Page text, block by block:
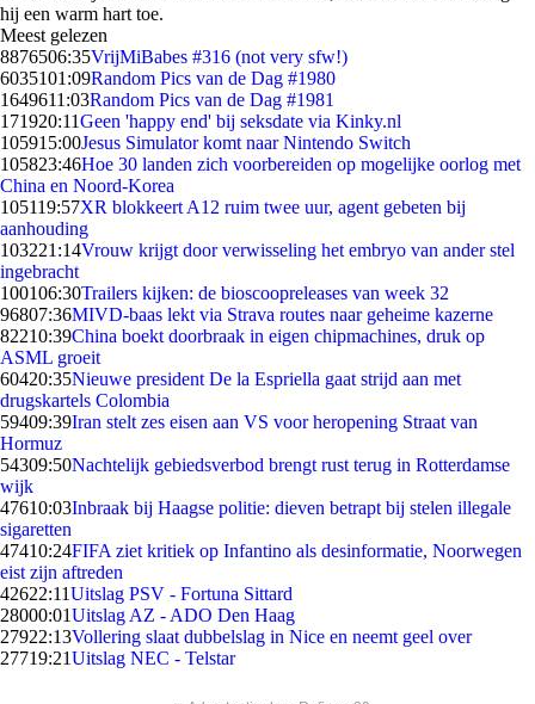
hij een warm hart toe.
Meest gelezen
8876506:35VrijMiBabes #316 (not very sfw!)
6035101:09Random Pics van de Dag #1980
1649611:03Random Pics van de Dag #1981
171920:11Geen 'happy end' bij seksdate via Kinky.nl
105915:00Jesus Simulator komt naar Nintendo Switch
105823:46Hoe 30 landen zich voorbereiden op mogelijke oorlog met
China en Noord-Korea
105119:57XR blokkeert A12 ruim twee uur, agent gebeten bij
aanhouding
103221:14Vrouw krijgt door verwisseling het embryo van ander stel
ingebracht
100106:30Trailers kijken: de bioscoopreleases van week 32
96807:36MIVD-baas lekt via Strava routes naar geheime kazerne
82210:39China boekt doorbraak in eigen chipmachines, druk op
ASML groeit
60420:35Nieuwe president De la Espriella gaat strijd aan met
drugskartels Colombia
59409:39Iran stelt zes eisen aan VS voor heropening Straat van
Hormuz
54309:50Nachtelijk gebiedsverbod brengt rust terug in Rotterdamse
wijk
47610:03Inbraak bij Haagse politie: dieven betrapt bij stelen illegale
sigaretten
47410:24FIFA ziet kritiek op Infantino als desinformatie, Noorwegen
eist zijn aftreden
42622:11Uitslag PSV - Fortuna Sittard
28000:01Uitslag AZ - ADO Den Haag
27922:13Vollering slaat dubbelslag in Nice en neemt geel over
27719:21Uitslag NEC - Telstar